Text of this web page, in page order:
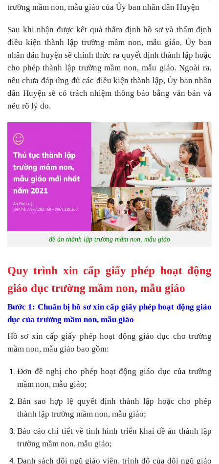
trường mầm non, mẫu giáo của Ủy ban nhân dân Huyện
Sau khi nhận được kết quả thẩm định hồ sơ và thẩm định
điều kiện thành lập trường mầm non, mẫu giáo, Ủy ban
nhân dân huyện sẽ chính thức ra quyết định thành lập hoặc
cho phép thành lập trường mầm non, mẫu giáo. Ngoài ra,
nếu chưa đáp ứng đủ các điều kiện thành lập, Ủy ban nhân
dân Huyện sẽ có trách nhiệm thông báo bằng văn bản và
nêu rõ lý do.
đề án thành lập trường mầm non, mẫu giáo
Quy trình xin cấp giấy phép hoạt động
giáo dục trường mầm non, mẫu giáo
Bước 1: Chuẩn bị hồ sơ xin cấp giấy phép hoạt động giáo
dục của trường mầm non, mẫu giáo
Hồ sơ xin cấp giấy phép hoạt động giáo dục cho trường
mầm non, mẫu giáo bao gồm:
Đơn đề nghị cho phép hoạt động giáo dục của trường
mầm non, mẫu giáo;
Bản sao hợp lệ quyết định thành lập hoặc cho phép
thành lập trường mầm non, mẫu giáo;
Báo cáo chi tiết về tình hình triển khai đề án thành lập
trường mầm non, mẫu giáo;
Danh sách đội ngũ giáo viên, trình độ của đội ngũ giáo